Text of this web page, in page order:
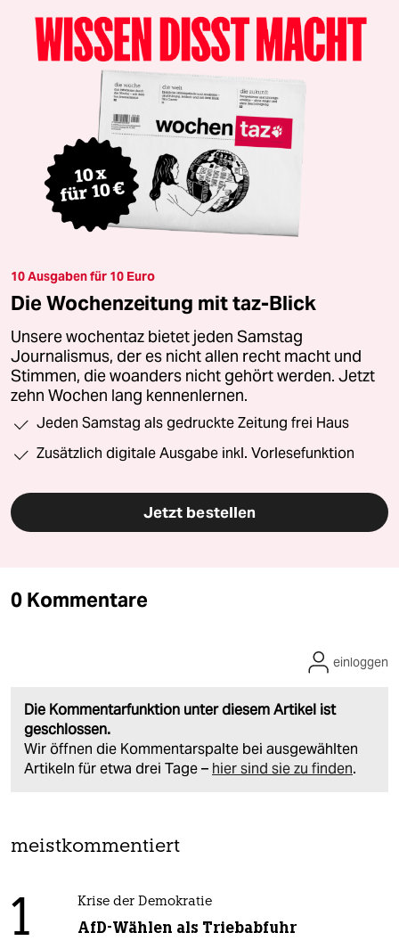
10 Ausgaben für 10 Euro
Die Wochenzeitung mit taz-Blick
Unsere wochentaz bietet jeden Samstag
Journalismus, der es nicht allen recht macht und
Stimmen, die woanders nicht gehört werden. Jetzt
zehn Wochen lang kennenlernen.
Jeden Samstag als gedruckte Zeitung frei Haus
Zusätzlich digitale Ausgabe inkl. Vorlesefunktion
Jetzt bestellen
0 Kommentare
Die Kommentarfunktion unter diesem Artikel ist
geschlossen.
Wir öffnen die Kommentarspalte bei ausgewählten
Artikeln für etwa drei Tage – hier sind sie zu finden.
einloggen
meistkommentiert
1 Krise der Demokratie
AfD-Wählen als Triebabfuhr